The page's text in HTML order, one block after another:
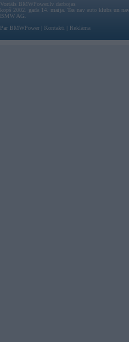
Vortāls BMWPower.lv darbojas
kopš 2002. gada 14. maija. Tas nav auto klubs un
BMW AG.
Par BMWPower
Kontakti Reklāma